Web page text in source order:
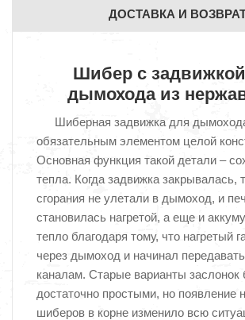
ДОСТАВКА И
Шибер с
дымохода из
Шиберная задвижка для
обязательным элементом целой
Основная функция такой детали –
тепла. Когда задвижка закрывалась,
сгорания не улетали в дымоход, и
становилась нагретой, а еще и
тепло благодаря тому, что нагретый
через дымоход и начинал
каналам. Старые варианты заслонок
достаточно простыми, но появление
шиберов в корне изменило всю